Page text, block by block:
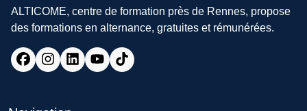
ALTICOME, centre de formation près de Rennes, propose
des formations en alternance, gratuites et rémunérées.